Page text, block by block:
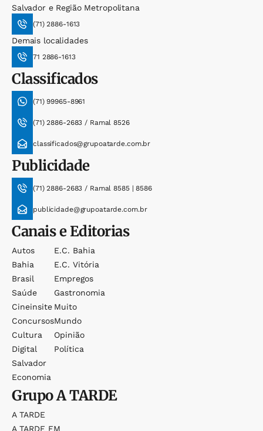
Salvador e Região Metropolitana
(71) 2886-1613
Demais localidades
71 2886-1613
Classificados
(71) 99965-8961
(71) 2886-2683 / Ramal 8526
classificados@grupoatarde.com.br
Publicidade
(71) 2886-2683 / Ramal 8585 | 8586
publicidade@grupoatarde.com.br
Canais e Editorias
Autos
Bahia
Brasil
Saúde
Cineinsite
Concursos
Cultura
Digital
Salvador
Economia
E.c. Bahia
E.c. Vitória
Empregos
Gastronomia
Muito
Mundo
Opinião
Política
GrupoA TARDE
A TARDE
A TARDE FM